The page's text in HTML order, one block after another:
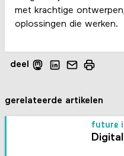
met krachtige
oplossingen die werken.
deel
gerelateerde artikelen
future